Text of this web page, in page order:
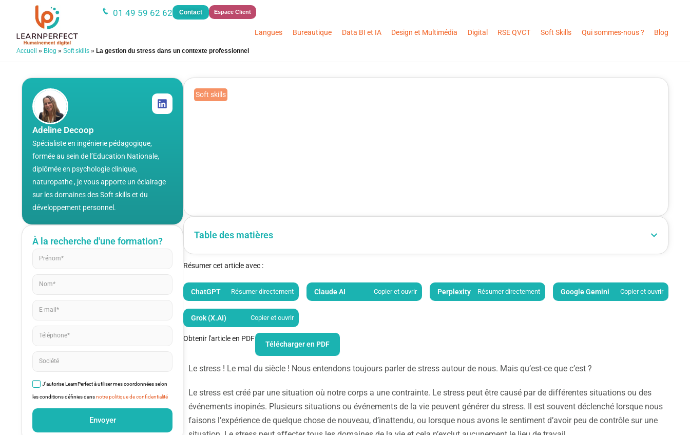
01 49 59 62 62 Contact Espace Client
Langues Bureautique Data BI et IA Design et Multimédia Digital RSE QVCT Soft Skills Qui sommes-nous ? Blog
Accueil » Blog » Soft skills » La gestion du stress dans un contexte professionnel
Adeline Decoop
Spécialiste en ingénierie pédagogique,
formée au sein de l’Education Nationale,
diplômée en psychologie clinique,
naturopathe , je vous apporte un éclairage
sur les domaines des Soft skills et du
développement personnel.
À la recherche d'une formation?
J'autorise LearnPerfect à utiliser mes coordonnées selon
les conditions définies dansnotre politique de confidentialité
Envoyer
Soft skills
Table des matières
Résumer cet article avec :
ChatGPT Résumer directement Claude AI Copier et ouvrir Perplexity Résumer directement Google Gemini Copier et ouvrir
Grok (X.AI) Copier et ouvrir
Obtenir l'article en PDF
Télécharger en PDF
Le stress ! Le mal du siècle ! Nous entendons toujours parler de stress autour de nous. Mais qu’est-ce que c’est ?
Le stress est créé par une situation où notre corps a une contrainte. Le stress peut être causé par de différentes situations ou des
événements inopinés. Plusieurs situations ou événements de la vie peuvent générer du stress. Il est souvent déclenché lorsque nous
faisons l’expérience de quelque chose de nouveau, d’inattendu, ou lorsque nous avons le sentiment d’avoir peu de contrôle sur une